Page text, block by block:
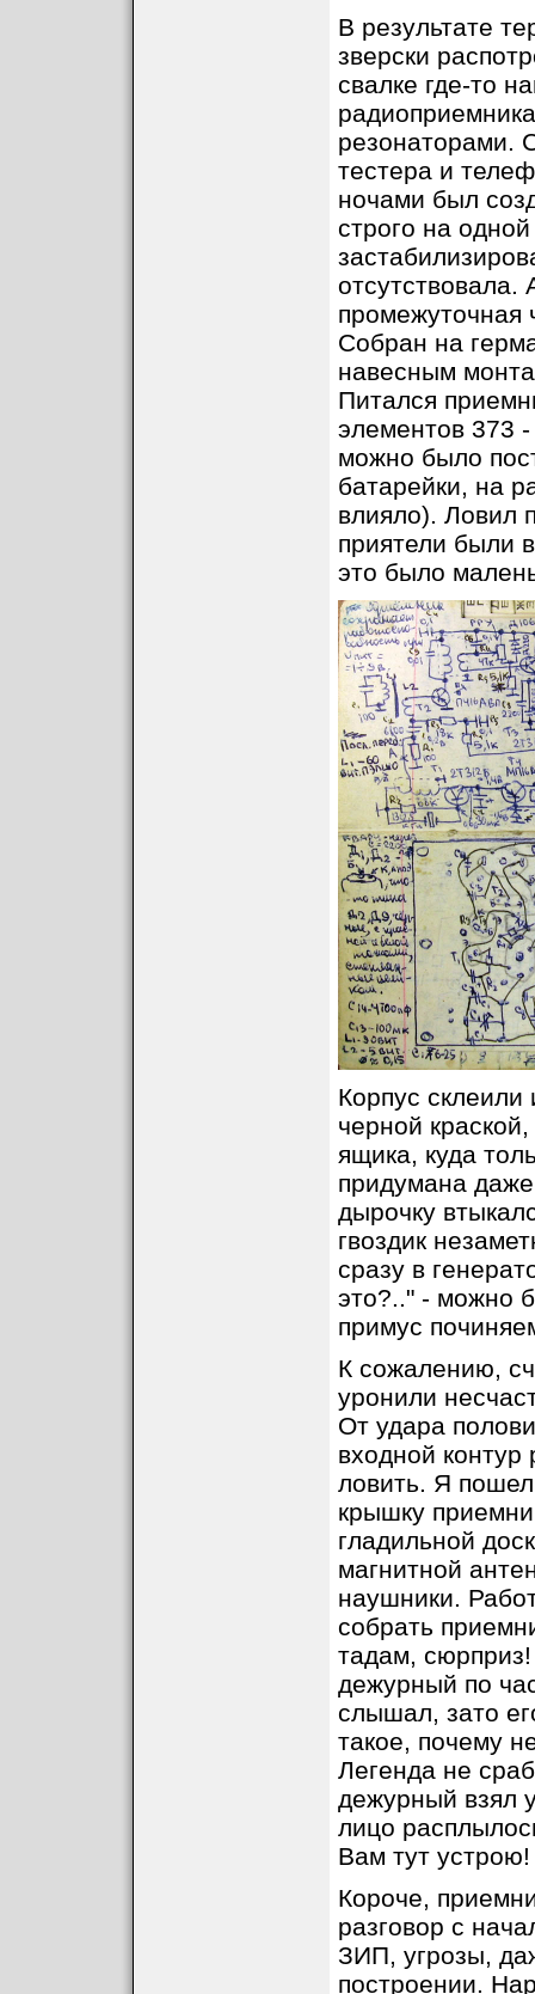
В результате
зверски
свалке где-то
резонаторами.
тестера и
ночами был
строго на
отсутствовала.
промежуточная
Собран на
навесным
Питался
элементов 373
можно было
батарейки, на
влияло). Ловил
приятели были
это было
Корпус склеили
черной
ящика, куда
придумана
дырочку
гвоздик
сразу в
это?.." - можно
примус
К сожалению,
уронили
От удара
входной контур
ловить. Я пошел
крышку
гладильной
магнитной
наушники.
собрать
тадам, сюрприз!
дежурный по
слышал, зато
такое, почему
Легенда не
дежурный взял
лицо
Вам тут устрою!
Короче,
разговор с
ЗИП, угрозы,
построении.